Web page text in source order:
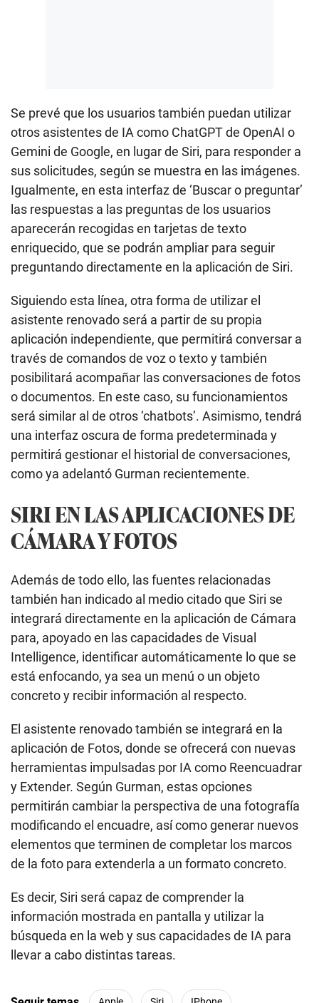
Se prevé que los usuarios también puedan utilizar
otros asistentes de IA como ChatGPT de OpenAI o
Gemini de Google, en lugar de Siri, para responder a
sus solicitudes, según se muestra en las imágenes.
Igualmente, en esta interfaz de ‘Buscar o preguntar’
las respuestas a las preguntas de los usuarios
aparecerán recogidas en tarjetas de texto
enriquecido, que se podrán ampliar para seguir
preguntando directamente en la aplicación de Siri.
Siguiendo esta línea, otra forma de utilizar el
asistente renovado será a partir de su propia
aplicación independiente, que permitirá conversar a
través de comandos de voz o texto y también
posibilitará acompañar las conversaciones de fotos
o documentos. En este caso, su funcionamientos
será similar al de otros ‘chatbots’. Asimismo, tendrá
una interfaz oscura de forma predeterminada y
permitirá gestionar el historial de conversaciones,
como ya adelantó Gurman recientemente.
SIRI EN LAS APLICACIONES DE
CÁMARA Y FOTOS
Además de todo ello, las fuentes relacionadas
también han indicado al medio citado que Siri se
integrará directamente en la aplicación de Cámara
para, apoyado en las capacidades de Visual
Intelligence, identificar automáticamente lo que se
está enfocando, ya sea un menú o un objeto
concreto y recibir información al respecto.
El asistente renovado también se integrará en la
aplicación de Fotos, donde se ofrecerá con nuevas
herramientas impulsadas por IA como Reencuadrar
y Extender. Según Gurman, estas opciones
permitirán cambiar la perspectiva de una fotografía
modificando el encuadre, así como generar nuevos
elementos que terminen de completar los marcos
de la foto para extenderla a un formato concreto.
Es decir, Siri será capaz de comprender la
información mostrada en pantalla y utilizar la
búsqueda en la web y sus capacidades de IA para
llevar a cabo distintas tareas.